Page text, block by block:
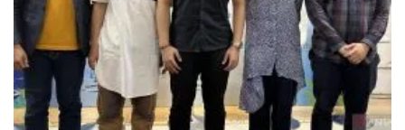
Ramadhan Jazz Festival ke-13 siap digelar pada 29-